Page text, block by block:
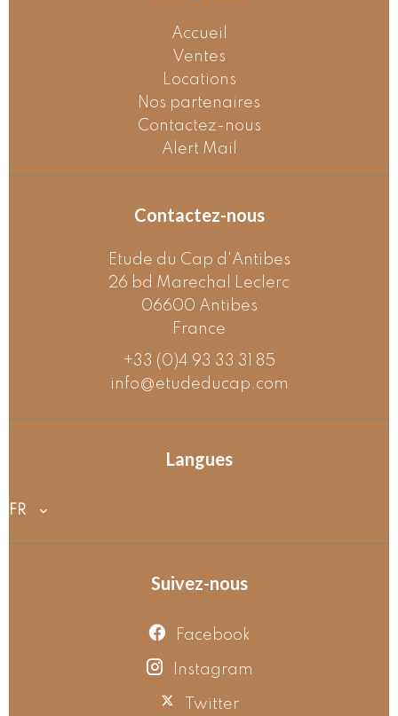
Accueil
Ventes
Locations
Nos partenaires
Contactez-nous
Alert Mail
Contactez-nous
Etude du Cap d'Antibes
26 bd Marechal Leclerc
06600 Antibes
France
+33 (0)4 93 33 31 85
info@etudeducap.com
Langues
FR
Suivez-nous
Facebook
Instagram
Twitter